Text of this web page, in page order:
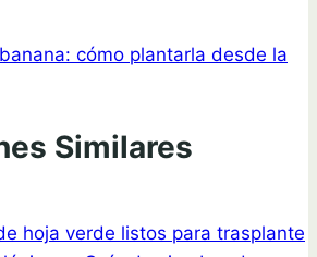
cómo plantarla desde la
Similares